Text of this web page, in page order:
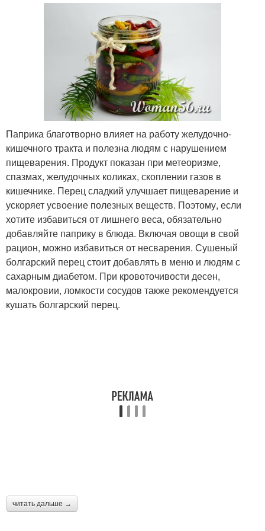
Паприка благотворно влияет на работу желудочно-
кишечного тракта и полезна людям с нарушением
пищеварения. Продукт показан при метеоризме,
спазмах, желудочных коликах, скоплении газов в
кишечнике. Перец сладкий улучшает пищеварение и
ускоряет усвоение полезных веществ. Поэтому, если
хотите избавиться от лишнего веса, обязательно
добавляйте паприку в блюда. Включая овощи в свой
рацион, можно избавиться от несварения. Сушеный
болгарский перец стоит добавлять в меню и людям с
сахарным диабетом. При кровоточивости десен,
малокровии, ломкости сосудов также рекомендуется
кушать болгарский перец.
читать дальше →